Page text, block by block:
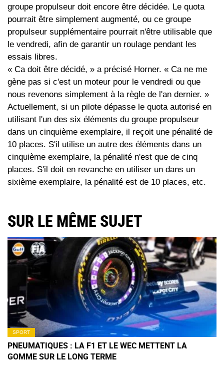
groupe propulseur doit encore être décidée. Le quota
pourrait être simplement augmenté, ou ce groupe
propulseur supplémentaire pourrait n'être utilisable que
le vendredi, afin de garantir un roulage pendant les
essais libres.
« Ca doit être décidé, » a précisé Horner. « Ca ne me
gène pas si c'est un moteur pour le vendredi ou que
nous revenons simplement à la règle de l'an dernier. »
Actuellement, si un pilote dépasse le quota autorisé en
utilisant l'un des six éléments du groupe propulseur
dans un cinquième exemplaire, il reçoit une pénalité de
10 places. S'il utilise un autre des éléments dans un
cinquième exemplaire, la pénalité n'est que de cinq
places. S'il doit en revanche en utiliser un dans un
sixième exemplaire, la pénalité est de 10 places, etc.
SUR LE MÊME SUJET
SPORT
PNEUMATIQUES : LA F1 ET LE WEC METTENT LA
GOMME SUR LE LONG TERME